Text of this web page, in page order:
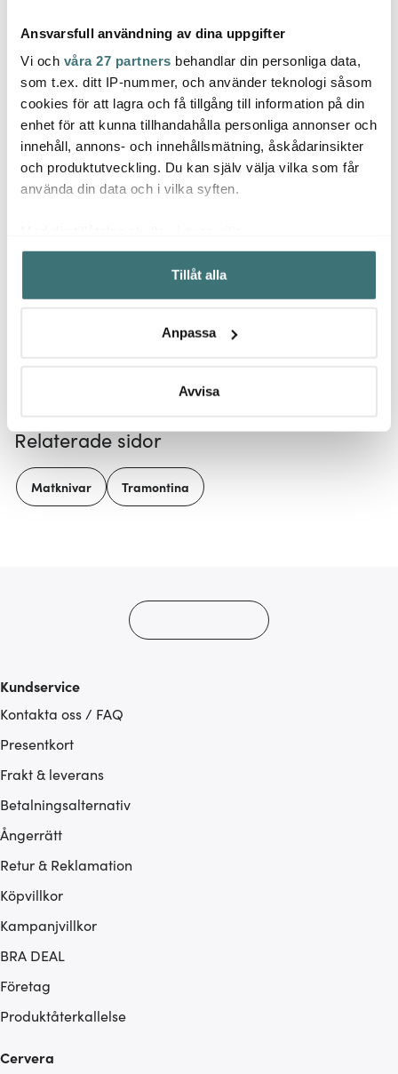
Ansvarsfull användning av dina uppgifter
Vi och våra 27 partners behandlar din personliga data,
som t.ex. ditt IP-nummer, och använder teknologi såsom
cookies för att lagra och få tillgång till information på din
enhet för att kunna tillhandahålla personliga annonser och
innehåll, annons- och innehållsmätning, åskådarinsikter
och produktutveckling. Du kan själv välja vilka som får
använda din data och i vilka syften.
Samla in information om din geografiska plats som
kan ha en noggrannhet på upp till flera meter
Identifiera din enhet genom att aktivt skanna den för
Ta reda på mer om hur dina personliga uppgifter
Du kan ändra eller dra tillbaka ditt samtycke när som
Vi använder cookies för att innehållet och annonserna
ska anpassas efter det som vi tror att du tycker om. Det
gör också att vi kan analysera vår trafik och göra
Tillåt alla
Anpassa
Avvisa
Tramontina
Wooden board
skärbräda 40x24 cm
teak
350 kr 699 kr
Tramontina
Churrasco grillbestick 8
delar brun
645 kr
Låt dig inspireras av våra kunder
Relaterade sidor
Matknivar Tramontina
Kundservice
Kontakta oss / FAQ
Presentkort
Frakt & leverans
Betalningsalternativ
Ångerrätt
Retur & Reklamation
Köpvillkor
Kampanjvillkor
BRA DEAL
Företag
Produktåterkallelse
Cervera